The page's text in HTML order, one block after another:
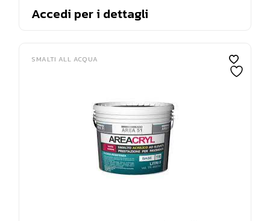
Accedi per i dettagli
SMALTI ALL ACQUA